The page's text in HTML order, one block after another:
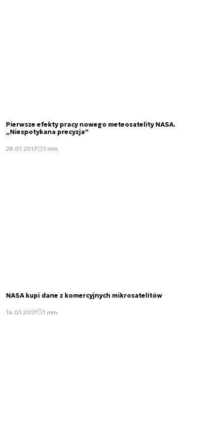
Pierwsze efekty pracy nowego meteosatelity NASA.
„Niespotykana precyzja”
26.01.2017 1 min.
NASA kupi dane z komercyjnych mikrosatelitów
14.01.2017 1 min.